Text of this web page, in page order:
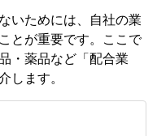
いためには、自社の業
とが重要です。ここで
・薬品など「配合業
します。